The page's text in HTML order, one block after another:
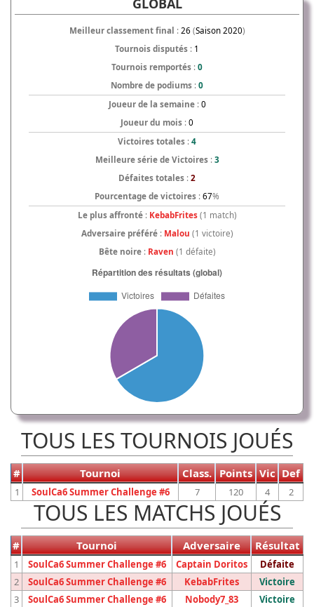
GLOBAL
Meilleur classement final : 26 (Saison 2020)
Tournois disputés : 1
Tournois remportés : 0
Nombre de podiums : 0
Joueur de la semaine: 0
Joueur du mois : 0
Victoires totales : 4
Meilleure série de Victoires: 3
Défaites totales : 2
Pourcentage de victoires : 67%
Le plus affronté: KebabFrites(1 match)
Adversaire préféré: Malou (1 victoire)
Bête noire: Raven (1 défaite)
TOUS LES TOURNOIS JOUÉS
# Tournoi Class. Points Vic Def
1 SoulCa6 Summer Challenge #6 7 120 4 2
TOUS LES MATCHS JOUÉS
# Tournoi Adversaire Résultat
1 SoulCa6 Summer Challenge #6 Captain Doritos
Défaite
2
SoulCa6 Summer Challenge #6 KebabFrites
Victoire
3
SoulCa6 Summer Challenge #6 Nobody7_83
Victoire